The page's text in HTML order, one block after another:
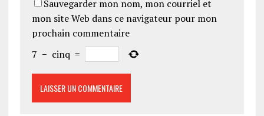
Sauvegarder mon nom, mon courriel et
mon site Web dans ce navigateur pour mon
prochain commentaire
7 − cinq =